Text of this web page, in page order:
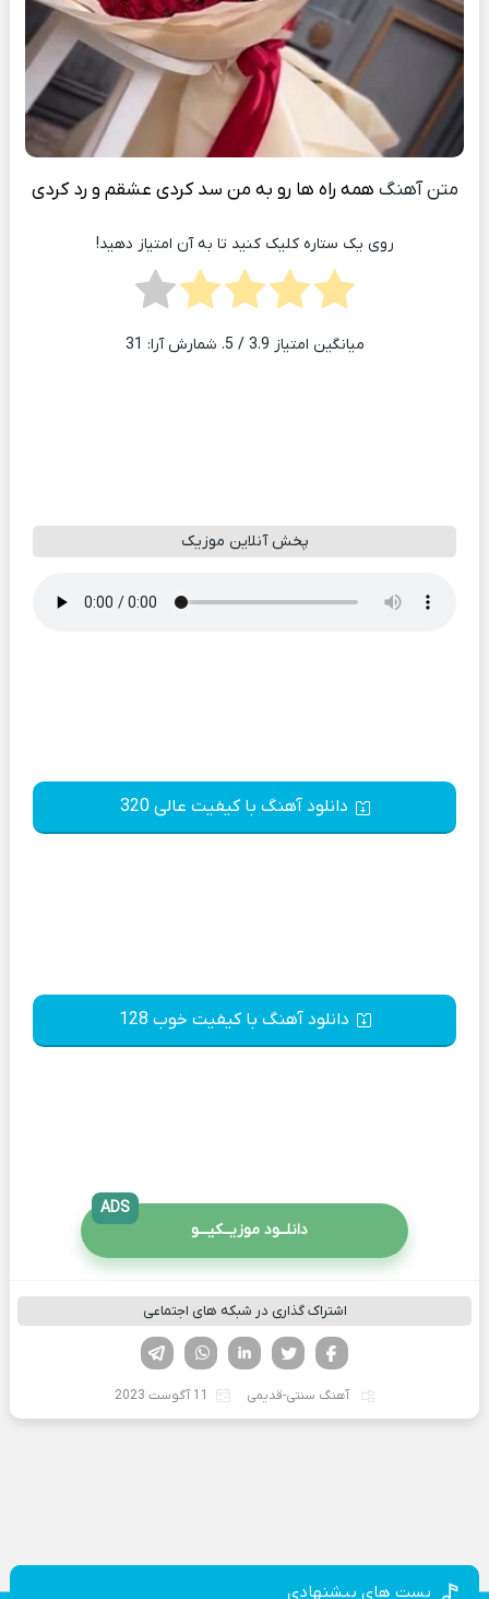
متن آهنگ همه راه ها رو به من سد کردی عشقم و رد کردی
روی یک ستاره کلیک کنید تا به آن امتیاز دهید!
میانگین امتیاز 3.9 / 5. شمارش آرا: 31
پخش آنلاین موزیک
دانلود آهنگ با کیفیت عالی 320
دانلود آهنگ با کیفیت خوب 128
دانلــود موزیــکیـــو
ADS
اشتراک گذاری در شبکه های اجتماعی
لینکدین تویتر
فیسوک
آهنگ سنتی-قدیمی 11 آگوست 2023
پست های پیشنهادی